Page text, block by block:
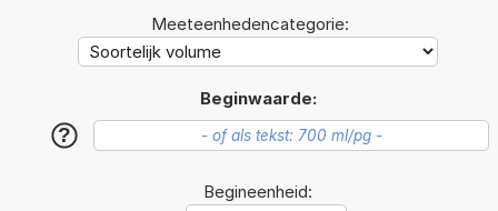
Meeteenhedencategorie:
Beginwaarde:
?
Begineenheid: